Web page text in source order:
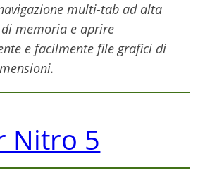
multi-tab ad alta
memoria e aprire
e facilmente file grafici di
Nitro 5